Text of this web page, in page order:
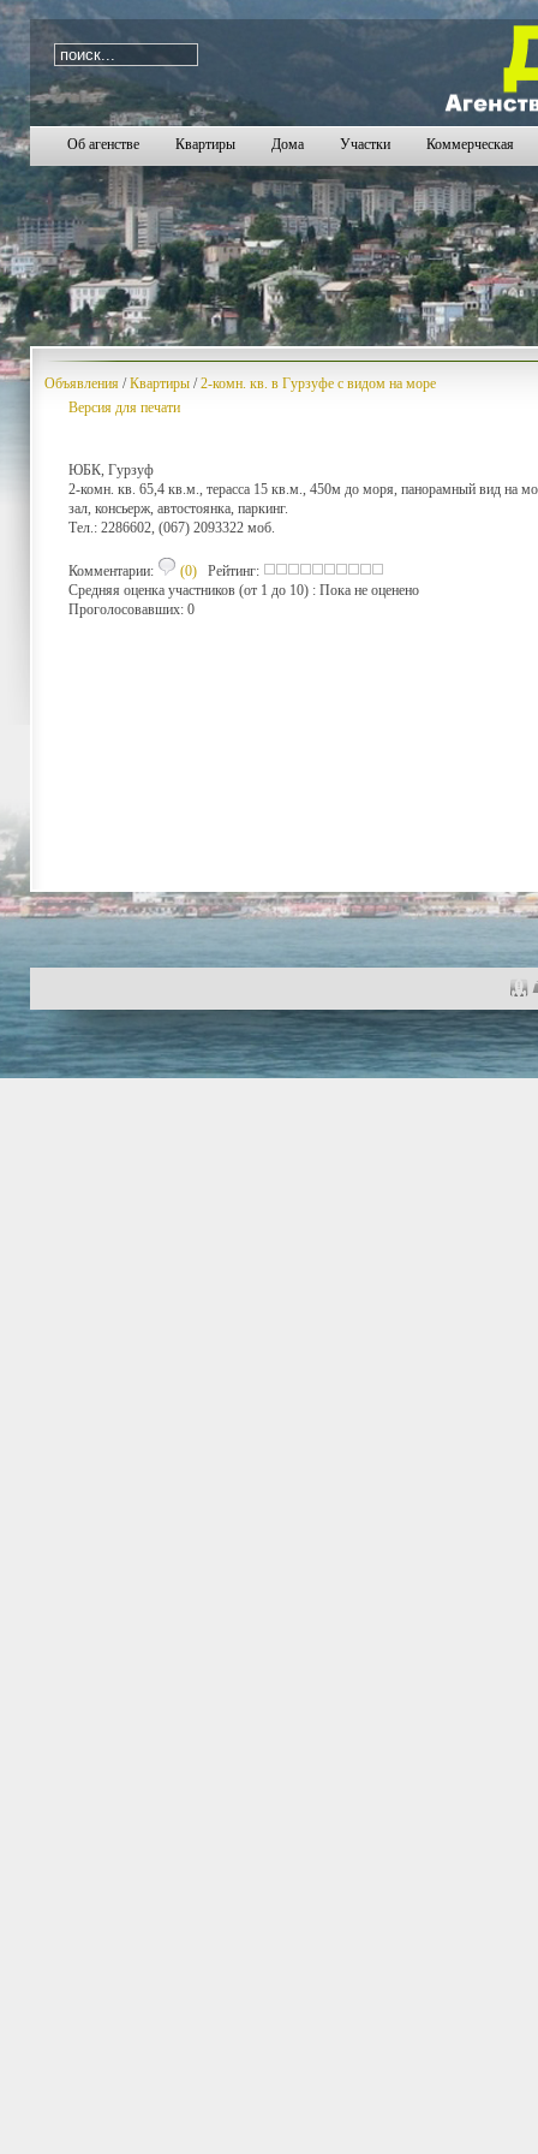
i=1109
Об агенстве Квартиры Дома Участки Коммерческая
Объявления /Квартиры /2-комн. кв. в Гурзуфе с видом на море
Версия для печати
ЮБК, Гурзуф
2-комн. кв. 65,4 кв.м., терасса 15 кв.м., 450м до моря, панорамный вид на
зал, консьерж, автостоянка, паркинг.
Тел.: 2286602, (067) 2093322 моб.
Комментарии: (0) Рейтинг:
Средняя оценка участников (от 1 до 10) : Пока не оценено
Проголосовавших: 0